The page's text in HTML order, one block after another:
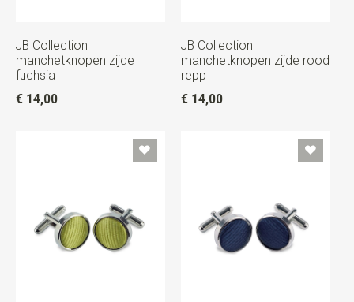
JB Collection
manchetknopen zijde
fuchsia
€ 14,00
JB Collection
manchetknopen zijde rood
repp
€ 14,00